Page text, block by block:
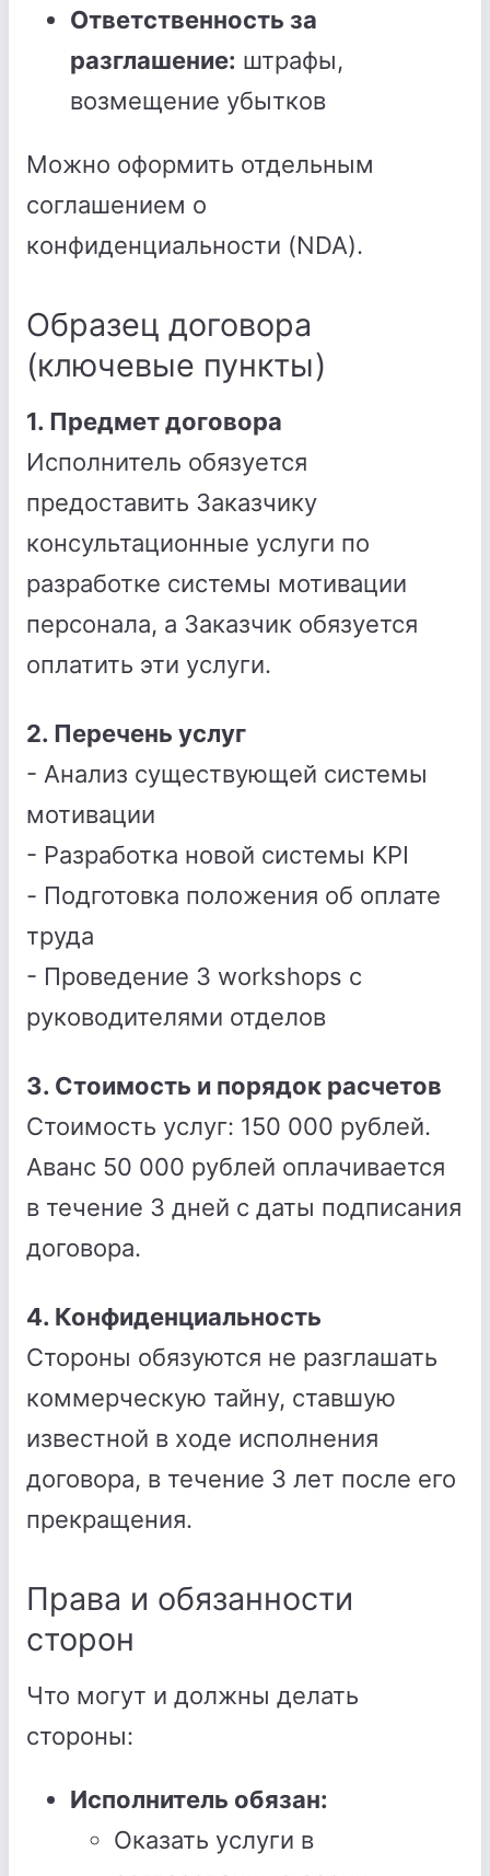
Ответственность за
разглашение: штрафы,
возмещение убытков
Можно оформить отдельным
соглашением о
конфиденциальности (NDA).
Образец договора
(ключевые пункты)
1. Предмет договора
Исполнитель обязуется
предоставить Заказчику
консультационные услуги по
разработке системы мотивации
персонала, а Заказчик обязуется
оплатить эти услуги.
2. Перечень услуг
- Анализ существующей системы
мотивации
- Разработка новой системы KPI
- Подготовка положения об оплате
труда
- Проведение 3 workshops с
руководителями отделов
3. Стоимость и порядок расчетов
Стоимость услуг: 150 000 рублей.
Аванс 50 000 рублей оплачивается
в течение 3 дней с даты подписания
договора.
4. Конфиденциальность
Стороны обязуются не разглашать
коммерческую тайну, ставшую
известной в ходе исполнения
договора, в течение 3 лет после его
прекращения.
Права и обязанности
сторон
Что могут и должны делать
стороны:
Исполнитель обязан:
Оказать услуги в